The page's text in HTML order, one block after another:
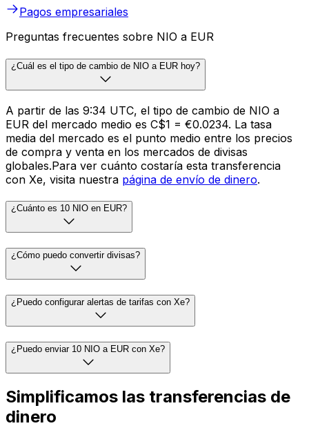
Pagos empresariales
Preguntas frecuentes sobre NIO a EUR
¿Cuál es el tipo de cambio de NIO a EUR hoy?
A partir de las 9:34 UTC, el tipo de cambio de NIO a
EUR del mercado medio es C$1 = €0.0234. La tasa
media del mercado es el punto medio entre los precios
de compra y venta en los mercados de divisas
globales.Para ver cuánto costaría esta transferencia
con Xe, visita nuestra página de envío de dinero.
¿Cuánto es 10 NIO en EUR?
¿Cómo puedo convertir divisas?
¿Puedo configurar alertas de tarifas con Xe?
¿Puedo enviar 10 NIO a EUR con Xe?
Simplificamos las transferencias de
dinero